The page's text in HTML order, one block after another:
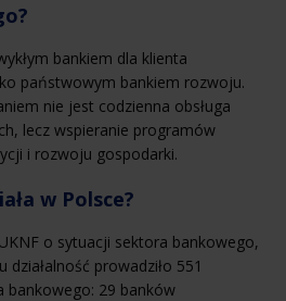
bankiem dla klienta
państwowym bankiem rozwoju.
nie jest codzienna obsługa
lecz wspieranie programów
i rozwoju gospodarki.
w Polsce?
o sytuacji sektora bankowego,
działalność prowadziło 551
29 banków